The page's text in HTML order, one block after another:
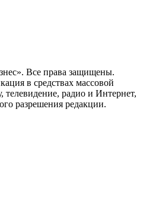
Все права защищены.
в средствах массовой
радио и Интернет,
разрешения редакции.